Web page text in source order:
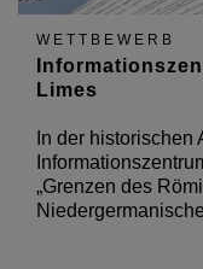
WETTBEWERB
Limes
In der
„Grenzen des